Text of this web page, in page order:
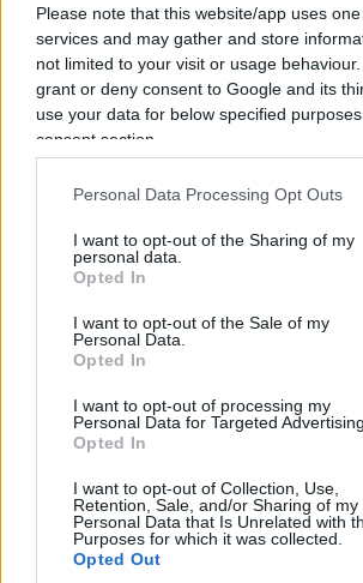
Please note that this website/app uses
services and may gather and store
not limited to your visit or usage
grant or deny consent to Google and its
use your data for below specified
consent section.
Personal Data Processing Opt Outs
I want to opt-out of the Sharing of my
personal data.
Opted In
I want to opt-out of the Sale of my
Personal Data.
Opted In
I want to opt-out of processing my
Personal Data for Targeted Advertising.
Opted In
I want to opt-out of Collection, Use,
Retention, Sale, and/or Sharing of my
Personal Data that Is Unrelated with
Purposes for which it was collected.
Opted Out
nella nuova normalità. Per capire
andando il Partito Democratico
guardare il Midwest. Alle primarie
si sono svolte qualche giorno fa
candidata “moderata”
. Non un semplice outsider:
sinistra duro e puro. Un segnale
Partito Democratico non sta più
colonizzando il partito.
El-Sayed ha vinto soprattutto
campagna mirata, aggressiva e
costruita per catturare i voti
musulmani del Michigan. Niente
inclusivi per tutti i cittadini:solo
e rivendicazioni settarie.